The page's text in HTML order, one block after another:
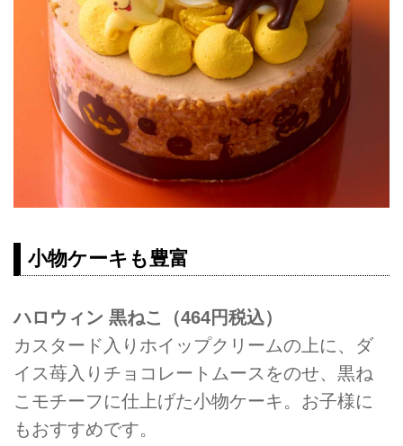
小物ケーキも豊富
ハロウィン 黒ねこ（464円税込）
カスタード入りホイップクリームの上に、ダ
イス苺入りチョコレートムースをのせ、黒ね
こモチーフに仕上げた小物ケーキ。お子様に
もおすすめです。